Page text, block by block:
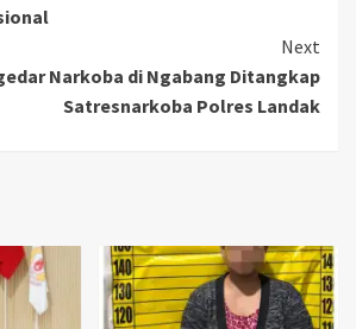
Next
Narkoba di Ngabang Ditangkap
Satresnarkoba Polres Landak